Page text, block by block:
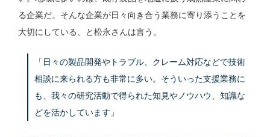
る企業だ。そんな企業が日々向き合う業務に寄り添うことを
大切にしている、と松永さんは言う。
「日々の製品開発やトラブル、クレーム対応などで技術
相談に来られる方も非常に多い。そういった支援業務に
も、我々の研究活動で得られた知見やノウハウ、知識な
どを活かしています」